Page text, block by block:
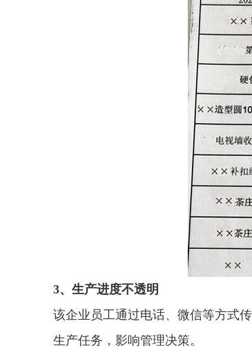
3、生产进度不透明
该企业员工通过电话、微信等方式
生产任务，影响管理决策。